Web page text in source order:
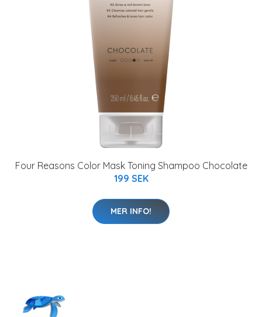
Four Reasons Color Mask Toning Shampoo Chocolate
199 SEK
MER INFO!